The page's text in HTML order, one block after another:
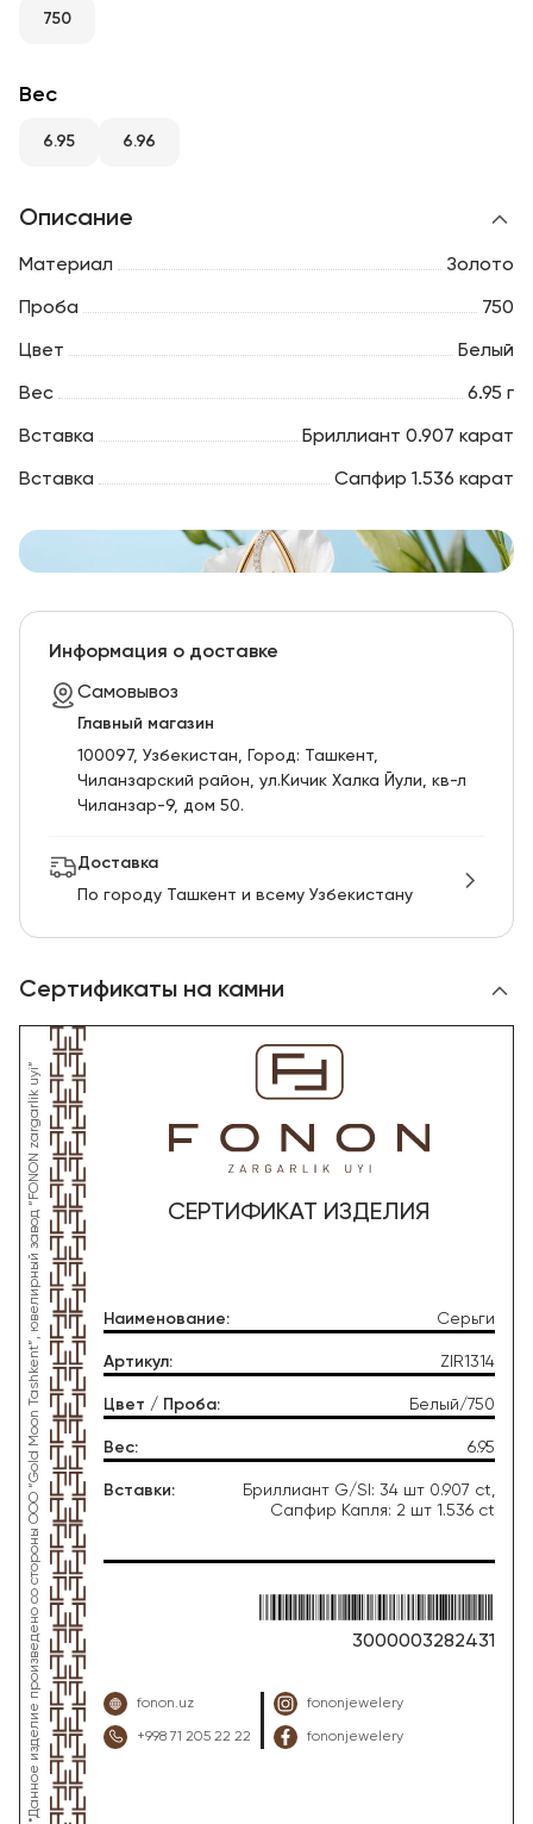
RU
750
Вес
6.95 6.96
Описание
Материал Золото
Проба 750
Цвет Белый
Вес 6.95 г
Вставка Бриллиант 0.907 карат
Вставка Сапфир 1.536 карат
Информация о доставке
Самовывоз
Главный магазин
100097, Узбекистан, Город: Ташкент,
Чиланзарский pайон, ул.Кичик Халка Йули, кв-л
Чиланзар-9, дом 50.
Доставка
По городу Ташкент и всему Узбекистану
Сертификаты на камни
*Данное изделие произведено со стороны OOO “Gold Moon Tashkent”, ювелирный завод “FONON zargarlik uyi” СЕРТИФИКАТ ИЗДЕЛИЯ
Наименование: Серьги
Артикул: ZIR1314
Цвет / Проба: Белый/750
Вес: 6.95
Вставки:
Бриллиант G/SI: 34 шт 0.907 ct,
Сапфир Капля: 2 шт 1.536 ct
3000003282431
fonon.uz
+998 71 205 22 22
fononjewelery
fononjewelery